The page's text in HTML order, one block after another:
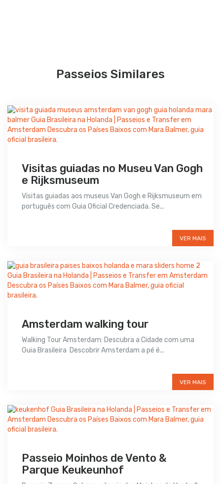
Passeios Similares
Visitas guiadas no Museu Van Gogh
e Rijksmuseum
Visitas guiadas aos museus Van Gogh e Rijksmuseum em
português com Guia Oficial Credenciada. Se...
VER MAIS
Amsterdam walking tour
Walking Tour Amsterdam: Descubra a Cidade com uma
Guia Brasileira Descobrir Amsterdam a pé é...
VER MAIS
Passeio Moinhos de Vento &
Parque Keukeunhof